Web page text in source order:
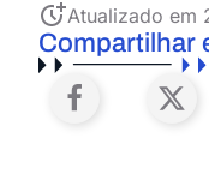
Atualizado em
Compartilhar